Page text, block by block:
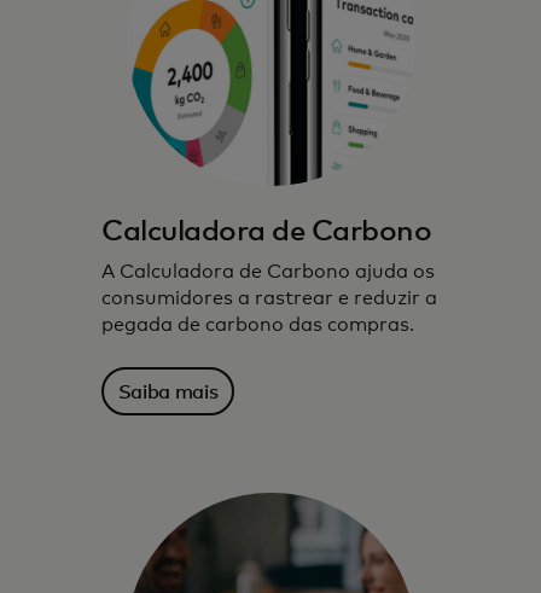
Aproveitamos tecnologia, insights de
dados e parcerias para inspirar, orientar e
possibilitar escolhas ambientalmente
Calculadora de Carbono
A Calculadora de Carbono ajuda os
consumidores a rastrear e reduzir a
pegada de carbono das compras.
Saiba mais